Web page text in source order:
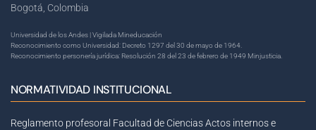
Bogotá, Colombia
Universidad de los Andes | Vigilada Mineducación
Reconocimiento como Universidad: Decreto 1297 del 30 de mayo de 1964.
Reconocimiento personería jurídica: Resolución 28 del 23 de febrero de 1949 Minjusticia.
NORMATIVIDAD INSTITUCIONAL
Reglamento profesoral Facultad de CienciasActos internos e